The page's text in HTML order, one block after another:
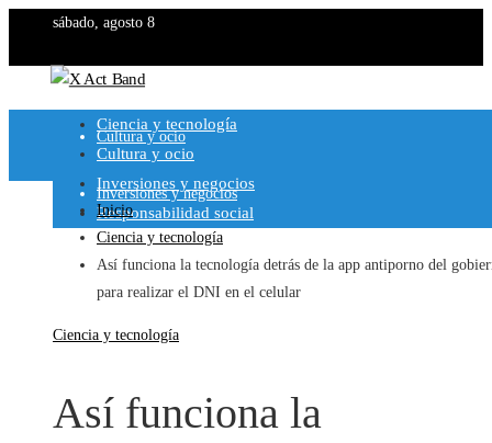
sábado, agosto 8
Ciencia y tecnología
Cultura y ocio
Inversiones y negocios
Responsabilidad social
Ciencia y tecnología
Cultura y ocio
Inversiones y negocios
Responsabilidad social
Inicio
Ciencia y tecnología
Así funciona la tecnología detrás de la app antiporno del
para realizar el DNI en el celular
Ciencia y tecnología
Así funciona la